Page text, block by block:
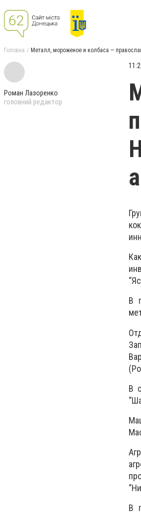
Головна Металл, мороженое и колбаса —
Роман Лазоренко
головний редактор
В
В
В